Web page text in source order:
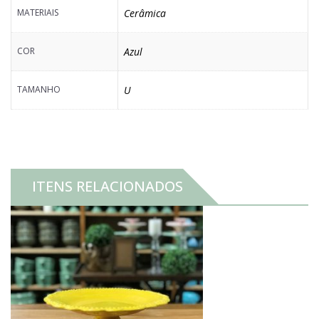
MATERIAIS Cerâmica
COR Azul
TAMANHO U
ITENS RELACIONADOS